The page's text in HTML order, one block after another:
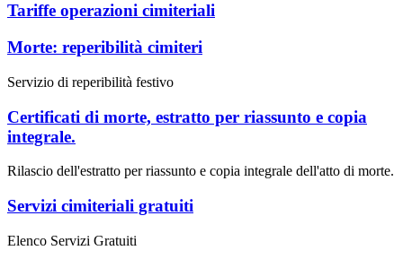
Tariffe operazioni cimiteriali
Morte: reperibilità cimiteri
Servizio di reperibilità festivo
Certificati di morte, estratto per riassunto e copia
integrale.
Rilascio dell'estratto per riassunto e copia integrale dell'atto di morte.
Servizi cimiteriali gratuiti
Elenco Servizi Gratuiti